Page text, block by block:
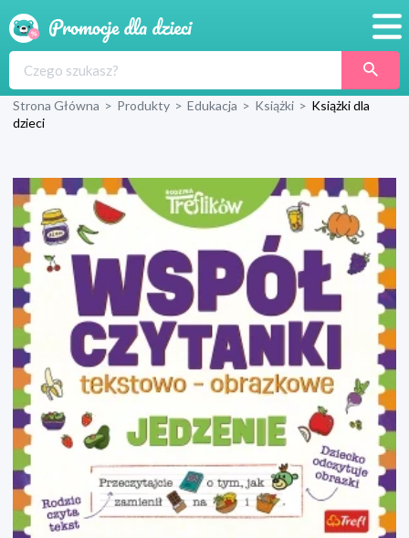
Produkty
Blog
Strona Główna > Produkty > Edukacja > Książki > Książki dla
dzieci